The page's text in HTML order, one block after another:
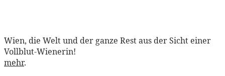
Wien, die Welt und der ganze Rest aus der Sicht einer
Vollblut-Wienerin!
mehr.